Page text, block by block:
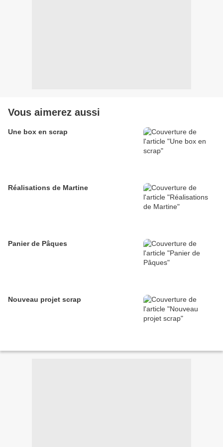
Vous aimerez aussi
Une box en scrap
Réalisations de Martine
Panier de Pâques
Nouveau projet scrap